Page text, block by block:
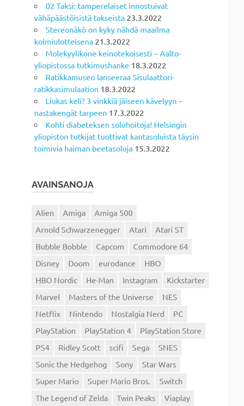
02 Taksi: tamperelaiset innostuivat
vähäpäästöisistä takseista 23.3.2022
Stereonäkö on kyky nähdä maailma
kolmiulotteisena 21.3.2022
Molekyylikone keinotekoisesti – Aalto-
yliopistossa tutkimushanke 18.3.2022
Ratikkamuseo lanseeraa Sisulaattori-
ratikkasimulaation 18.3.2022
Liukas keli? 3 vinkkiä jäiseen kävelyyn –
nastakengät tarpeen 17.3.2022
Kohti diabeteksen soluhoitoja! Helsingin
yliopiston tutkijat tuottivat kantasoluista täysin
toimivia haiman beetasoluja 15.3.2022
AVAINSANOJA
Alien Amiga
Amiga 500
Arnold Schwarzenegger
Atari
Atari ST
Bubble Bobble
Capcom
Commodore 64
Disney
Doom eurodance
HBO
HBO Nordic
He-Man Instagram
Kickstarter
Marvel
Masters of the Universe
NES
Netflix
Nintendo Nostalgia Nerd
PC
PlayStation
PlayStation 4
PlayStation Store
PS4
Ridley Scott scifi Sega
SNES
Sonic the Hedgehog
Sony
Star Wars
Super Mario
Super Mario Bros.
Switch
The Legend of Zelda
Twin Peaks
Viaplay